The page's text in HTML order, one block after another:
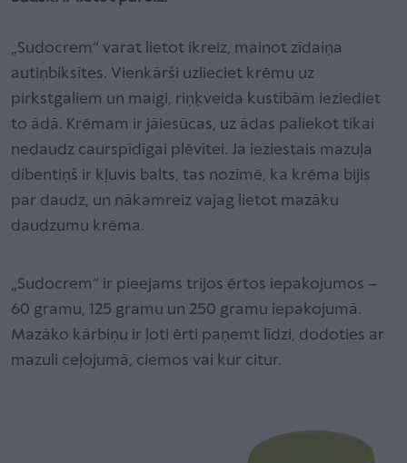
„Sudocrem“ varat lietot ikreiz, mainot zīdaiņa
autiņbiksītes. Vienkārši uzlieciet krēmu uz
pirkstgaliem un maigi, riņķveida kustībām ieziediet
to ādā. Krēmam ir jāiesūcas, uz ādas paliekot tikai
nedaudz caurspīdīgai plēvītei. Ja ieziestais mazuļa
dibentiņš ir kļuvis balts, tas nozīmē, ka krēma bijis
par daudz, un nākamreiz vajag lietot mazāku
daudzumu krēma.
„Sudocrem“ ir pieejams trijos ērtos iepakojumos –
60 gramu, 125 gramu un 250 gramu iepakojumā.
Mazāko kārbiņu ir ļoti ērti paņemt līdzi, dodoties ar
mazuli ceļojumā, ciemos vai kur citur.